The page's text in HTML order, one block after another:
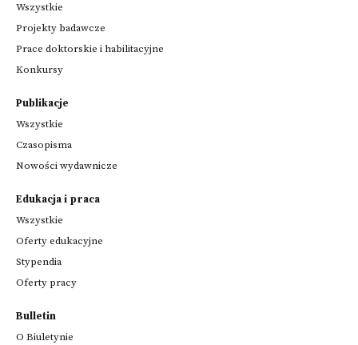
Wszystkie
Projekty badawcze
Prace doktorskie i habilitacyjne
Konkursy
Publikacje
Wszystkie
Czasopisma
Nowości wydawnicze
Edukacja i praca
Wszystkie
Oferty edukacyjne
Stypendia
Oferty pracy
Bulletin
O Biuletynie